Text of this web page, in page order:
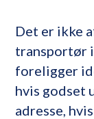
Det er ikke
transportør
foreligger
hvis godset
adresse,